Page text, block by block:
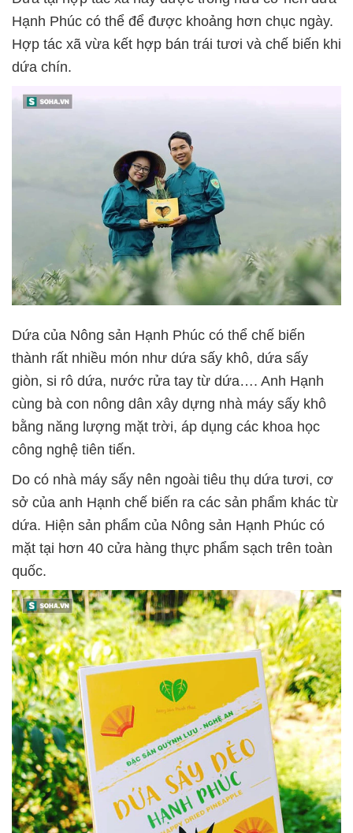
Hạnh Phúc có thể để được khoảng hơn chục ngày.
Hợp tác xã vừa kết hợp bán trái tươi và chế biến khi
dứa chín.
Dứa của Nông sản Hạnh Phúc có thể chế biến
thành rất nhiều món như dứa sấy khô, dứa sấy
giòn, si rô dứa, nước rửa tay từ dứa…. Anh Hạnh
cùng bà con nông dân xây dựng nhà máy sấy khô
bằng năng lượng mặt trời, áp dụng các khoa học
công nghệ tiên tiến.
Do có nhà máy sấy nên ngoài tiêu thụ dứa tươi, cơ
sở của anh Hạnh chế biến ra các sản phẩm khác từ
dứa. Hiện sản phẩm của Nông sản Hạnh Phúc có
mặt tại hơn 40 cửa hàng thực phẩm sạch trên toàn
quốc.